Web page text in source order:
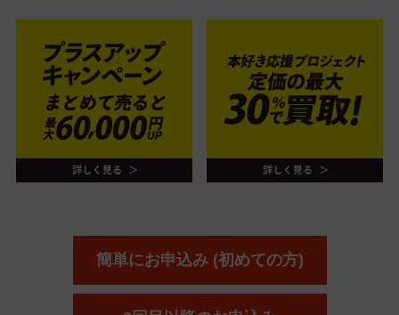
簡単にお申込み (初めての方)